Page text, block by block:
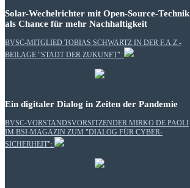
Solar-Wechelrichter mit Open-Source-Technik
als Chance für mehr Nachhaltigkeit
BVSC-MITGLIED TOBIAS SCHWARTZ IN DER F.A.Z.-
BEILAGE "STADT DER ZUKUNFT":
Ein digitaler Dialog in Zeiten der Pandemie
BVSC-VORSTANDSVORSITZENDER MIRKO DE PAOLI
IM BSI-MAGAZIN ZUM "DIALOG FÜR CYBER-
SICHERHEIT":